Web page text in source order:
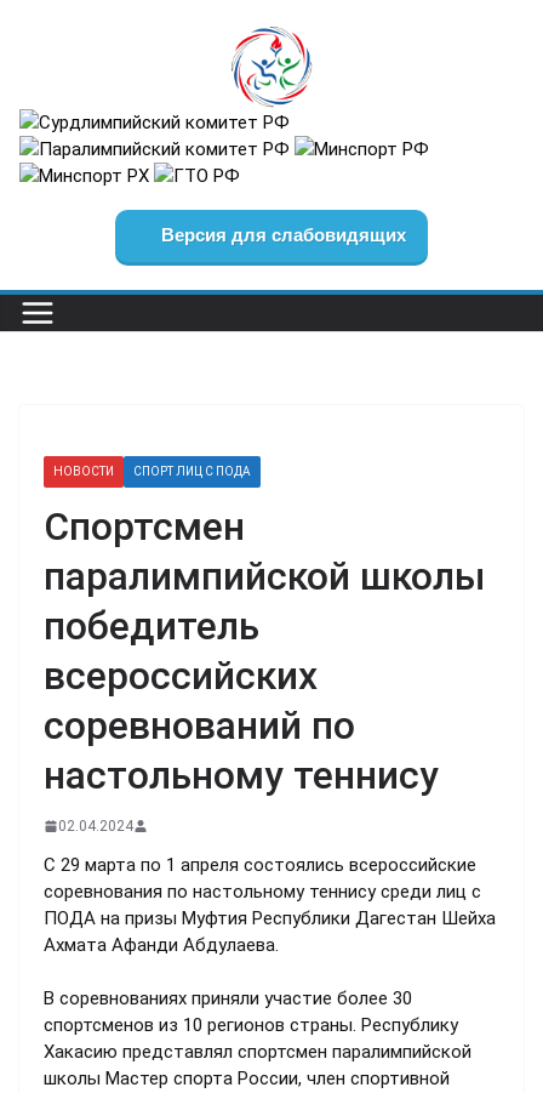
Версия для слабовидящих
НОВОСТИ СПОРТ ЛИЦ С ПОДА
Спортсмен
паралимпийской школы
победитель
всероссийских
соревнований по
настольному теннису
02.04.2024
С 29 марта по 1 апреля состоялись всероссийские
соревнования по настольному теннису среди лиц с
ПОДА на призы Муфтия Республики Дагестан Шейха
Ахмата Афанди Абдулаева.
В соревнованиях приняли участие более 30
спортсменов из 10 регионов страны. Республику
Хакасию представлял спортсмен паралимпийской
школы Мастер спорта России, член спортивной